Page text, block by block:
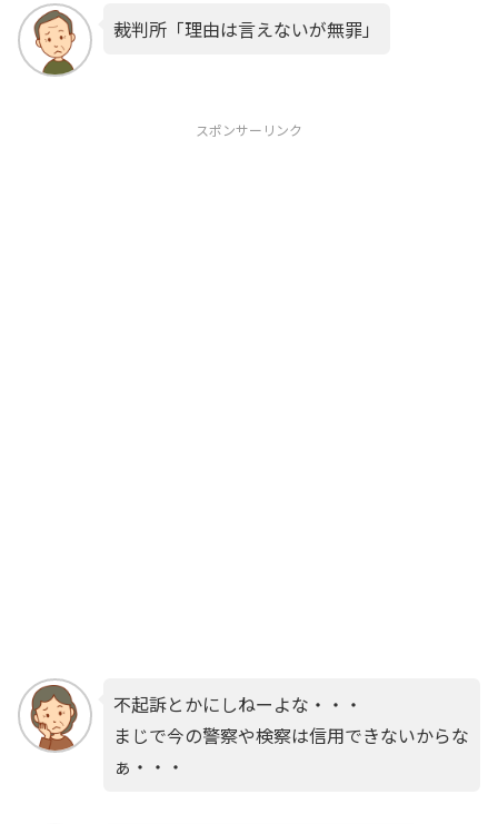
裁判所「理由は言えないが無罪」
スポンサーリンク
不起訴とかにしねーよな・・・
まじで今の警察や検察は信用できないからな
ぁ・・・